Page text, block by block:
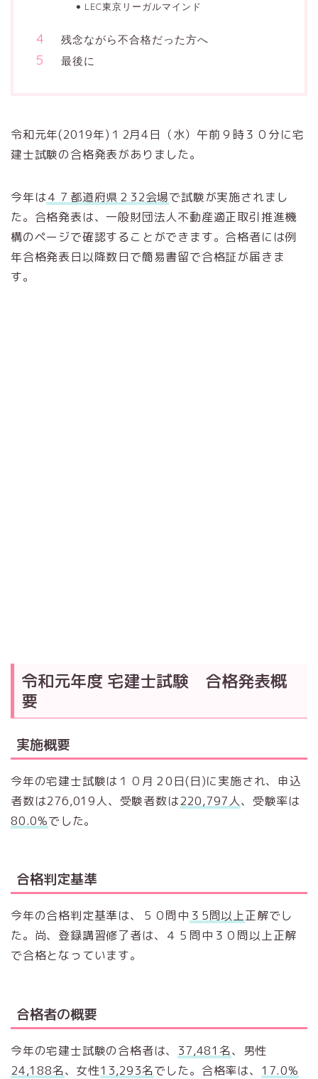
LEC東京リーガルマインド
残念ながら不合格だった方へ
最後に
令和元年(2019年)１2月4日（水）午前９時３０分に宅
建士試験の合格発表がありました。
今年は４７都道府県２32会場で試験が実施されまし
た。合格発表は、一般財団法人不動産適正取引推進機
構のページで確認することができます。合格者には例
年合格発表日以降数日で簡易書留で合格証が届きま
す。
令和元年度 宅建士試験 合格発表概
要
実施概要
今年の宅建士試験は１０月２0日(日)に実施され、申込
者数は276,019人、受験者数は220,797人、受験率は
80.0%でした。
合格判定基準
今年の合格判定基準は、５０問中 ３5問以上正解でし
た。尚、登録講習修了者は、４５問中３０問以上正解
で合格となっています。
合格者の概要
今年の宅建士試験の合格者は、 37,481名、男性
24,188名、女性13,293名でした。合格率は、 17.0%